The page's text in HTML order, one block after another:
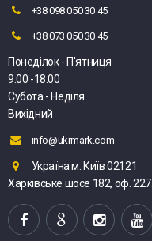
+38 098 050 30 45
+38 073 050 30 45
Понеділок - П'ятниця
9:00 -18:00
Субота - Неділя
Вихідний
info@ukrmark.com
Україна м. Київ 02121
Харківське шосе 182, оф. 227.